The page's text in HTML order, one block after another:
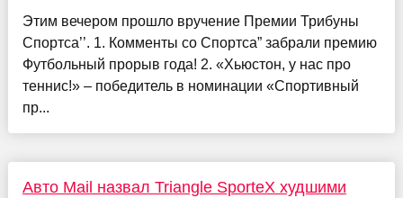
Этим вечером прошло вручение Премии Трибуны
Спортса’’. 1. Комменты со Спортса” забрали премию
Футбольный прорыв года! 2. «Хьюстон, у нас про
теннис!» – победитель в номинации «Спортивный
пр...
Авто Mail назвал Triangle SporteX худшими